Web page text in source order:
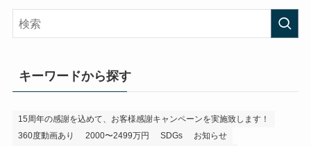
キーワードから探す
15周年の感謝を込めて、お客様感謝キャンペーンを実施致します！
360度動画あり
2000〜2499万円 SDGs
お知らせ